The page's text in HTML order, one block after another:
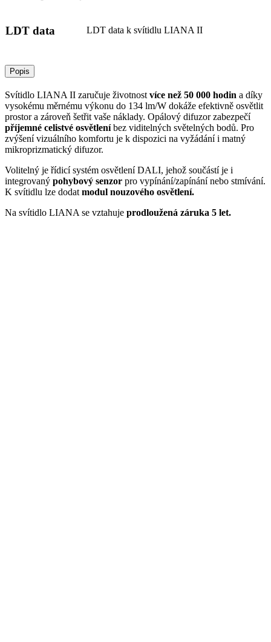
LDT data LDT data k svítidlu LIANA II
Popis
Svítidlo LIANA II zaručuje životnost více než 50 000 hodin a díky
vysokému měrnému výkonu do 134 lm/W dokáže efektivně osvětlit
prostor a zároveň šetřit vaše náklady. Opálový difuzor zabezpečí
příjemné celistvé osvětleníbez viditelných světelných bodů. Pro
zvýšení vizuálního komfortu je k dispozici na vyžádání i matný
mikroprizmatický difuzor.
Volitelný je řídicí systém osvětlení DALI, jehož součástí je i
integrovaný pohybový senzor pro vypínání/zapínání nebo stmívání.
K svítidlu lze dodat modul nouzového osvětlení.
Na svítidlo LIANA se vztahuje prodloužená záruka 5 let.